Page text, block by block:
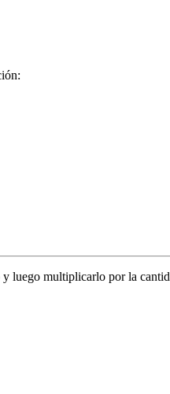
luego multiplicarlo por la